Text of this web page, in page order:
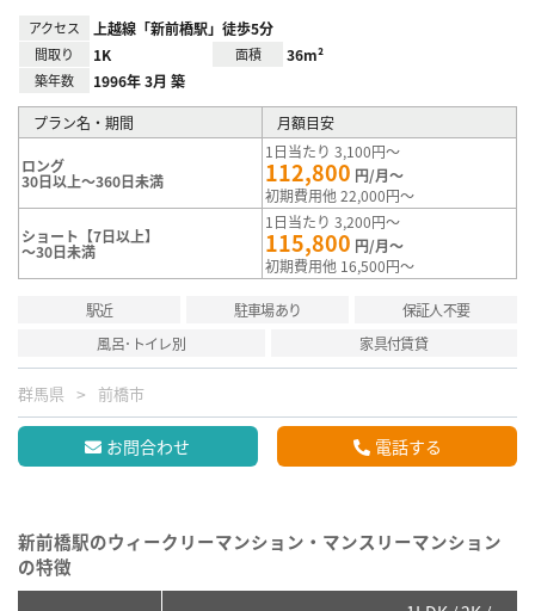
アクセス 上越線「新前橋駅」徒歩5分
間取り 1K 面積 36m²
築年数 1996年 3月 築
プラン名・期間 月額目安
ロング
30日以上～360日未満
1日当たり 3,100円～
112,800 円/月～
初期費用他 22,000円～
ショート【7日以上】
～30日未満
1日当たり 3,200円～
115,800 円/月～
初期費用他 16,500円～
駅近 駐車場あり
保証人不要
風呂･トイレ別
家具付賃貸
群馬県 前橋市
お問合わせ 電話する
新前橋駅のウィークリーマンション・マンスリーマンション
の特徴